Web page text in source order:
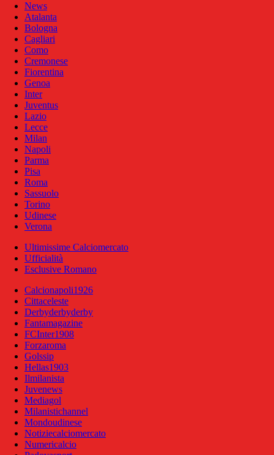
News
Atalanta
Bologna
Cagliari
Como
Cremonese
Fiorentina
Genoa
Inter
Juventus
Lazio
Lecce
Milan
Napoli
Parma
Pisa
Roma
Sassuolo
Torino
Udinese
Verona
Ultimissime Calciomercato
Ufficialità
Esclusive Romano
Calcionapoli1926
Cittaceleste
Derbyderbyderby
Fantamagazine
FCInter1908
Forzaroma
Golssip
Hellas1903
Ilmilanista
Juvenews
Mediagol
Milanistichannel
Mondoudinese
Notiziecalciomercato
Numericalcio